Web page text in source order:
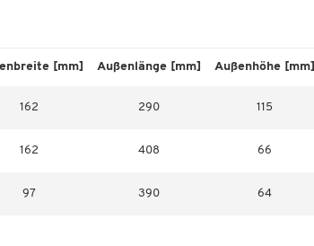
[mm] Außenlänge [mm] Außenhöhe [mm]
162 290 115
162 408 66
97 390 64